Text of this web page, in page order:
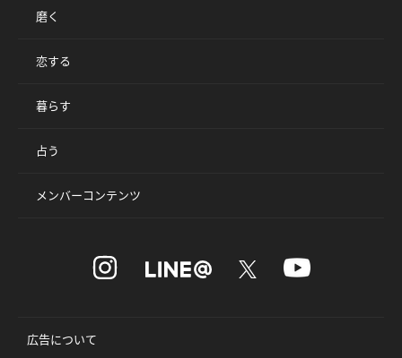
磨く
恋する
暮らす
占う
メンバーコンテンツ
広告について